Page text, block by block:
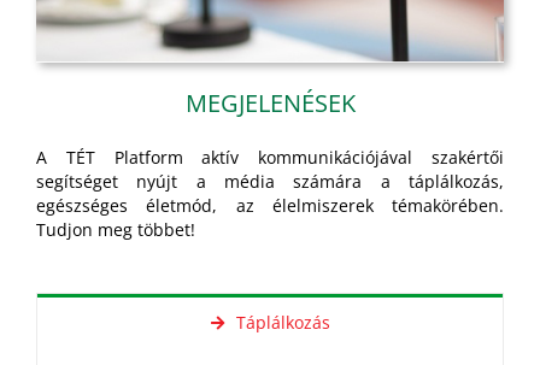
MEGJELENÉSEK
A TÉT Platform aktív kommunikációjával szakértői
segítséget nyújt a média számára a táplálkozás,
egészséges életmód, az élelmiszerek témakörében.
Tudjon meg többet!
Táplálkozás